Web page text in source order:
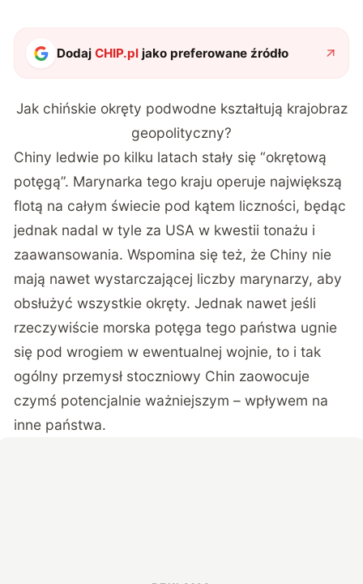
DodajCHIP.pl jako preferowane źródło
Jak chińskie okręty podwodne kształtują krajobraz
geopolityczny?
Chiny ledwie po kilku latach stały się “okrętową
potęgą”. Marynarka tego kraju operuje największą
flotą na całym świecie pod kątem liczności, będąc
jednak nadal w tyle za USA w kwestii tonażu i
zaawansowania. Wspomina się też, że Chiny nie
mają nawet wystarczającej liczby marynarzy, aby
obsłużyć wszystkie okręty. Jednak nawet jeśli
rzeczywiście morska potęga tego państwa ugnie
się pod wrogiem w ewentualnej wojnie, to i tak
ogólny przemysł stoczniowy Chin zaowocuje
czymś potencjalnie ważniejszym – wpływem na
inne państwa.